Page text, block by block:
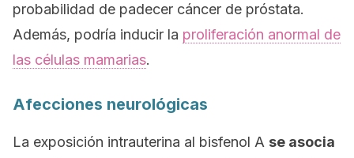
probabilidad de padecer cáncer de próstata.
Además, podría inducir la proliferación anormal de
las células mamarias.
Afecciones neurológicas
La exposición intrauterina al bisfenol A se asocia